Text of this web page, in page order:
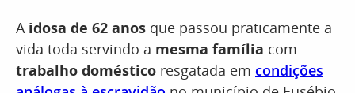
A idosa de 62 anos que passou praticamente a
vida toda servindo a mesma família com
trabalho doméstico resgatada em condições